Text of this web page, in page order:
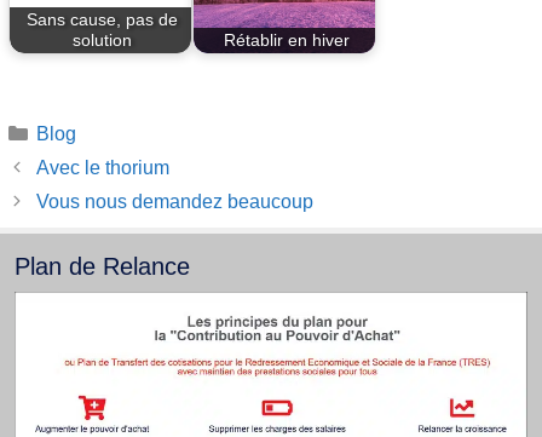
Sans cause, pas de
solution
Rétablir en hiver
Catégories
Blog
Avec le thorium
Vous nous demandez beaucoup
Plan de Relance